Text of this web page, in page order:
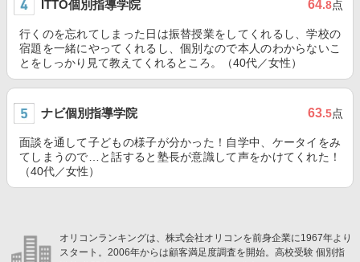
ITTO個別指導学院 64.8点
行くのを忘れてしまった日は振替授業をしてくれるし、学校の
宿題を一緒にやってくれるし、個別なので本人のわからないこ
とをしっかり見て教えてくれるところ。（40代／女性）
ナビ個別指導学院 63.5点
面談を通して子どもの様子が分かった！自学中、ケータイをみ
てしまうので…と話すると塾長が意識して声をかけてくれた！
（40代／女性）
オリコンランキングは、株式会社オリコンを前身企業に1967年より
スタート。2006年からは顧客満足度調査を開始。高校受験 個別指